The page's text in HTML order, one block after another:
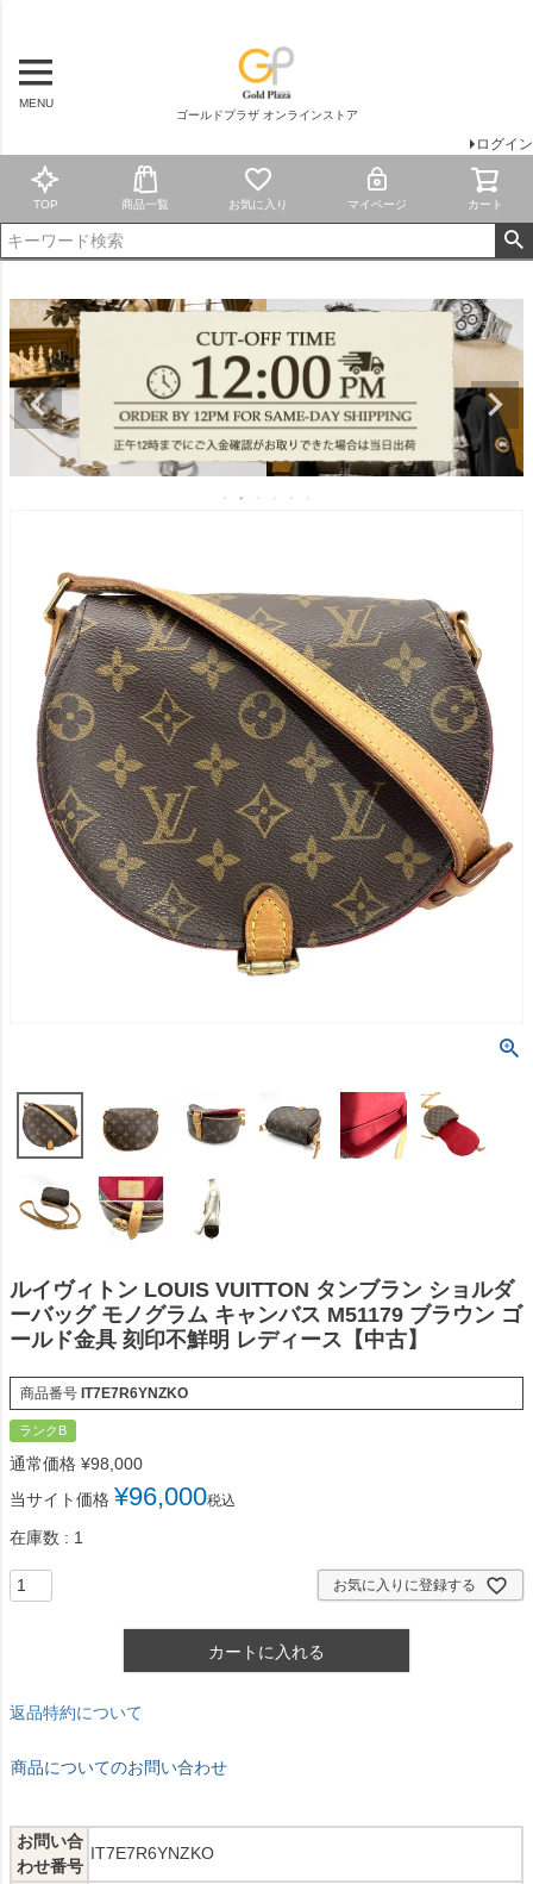
MENU
ゴールドプラザ オンラインストア
ログイン
TOP 商品一覧 お気に入り マイページ カート
ルイヴィトン LOUIS VUITTON タンブラン ショルダ
ーバッグ モノグラム キャンバス M51179 ブラウン ゴ
ールド金具 刻印不鮮明 レディース【中古】
商品番号 IT7E7R6YNZKO
ランクB
通常価格 ¥98,000
当サイト価格 ¥96,000税込
在庫数 1
お気に入りに登録する
カートに入れる
返品特約について
商品についてのお問い合わせ
お問い合
わせ番号
IT7E7R6YNZKO